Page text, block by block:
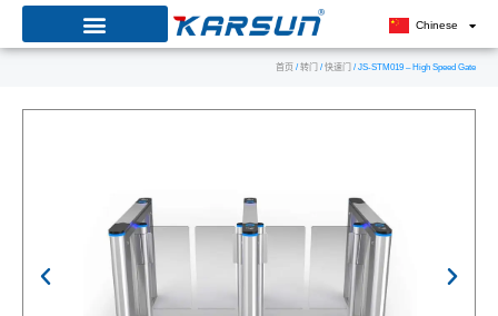
至
Chinese
首页 / 转门 / 快速门 / JS-STM019 – High Speed Gate